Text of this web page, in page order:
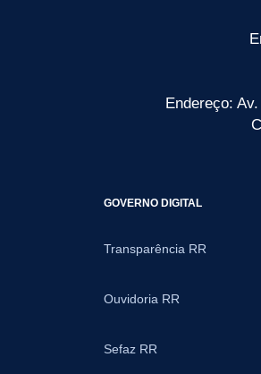
Endereço:
GOVERNO DIGITAL
Transparência RR
Ouvidoria RR
Sefaz RR